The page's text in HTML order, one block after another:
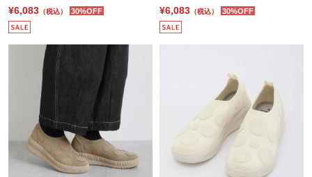
¥6,083 （税込） 30%OFF ¥6,083 （税込） 30%OFF